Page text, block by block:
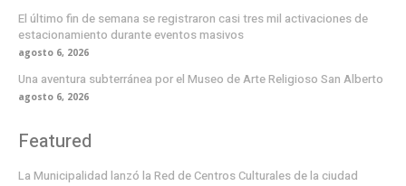
El último fin de semana se registraron casi tres mil activaciones de
estacionamiento durante eventos masivos
agosto 6, 2026
Una aventura subterránea por el Museo de Arte Religioso San Alberto
agosto 6, 2026
Featured
La Municipalidad lanzó la Red de Centros Culturales de la ciudad